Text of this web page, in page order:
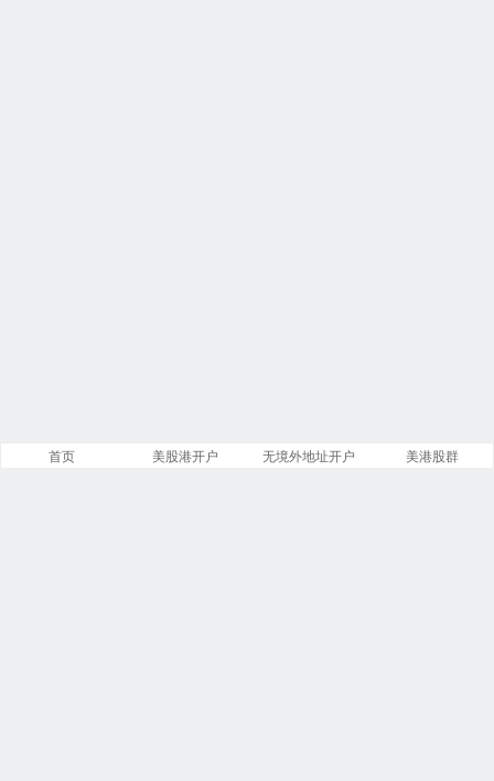
首页 美股港开户 无境外地址开户 美港股群